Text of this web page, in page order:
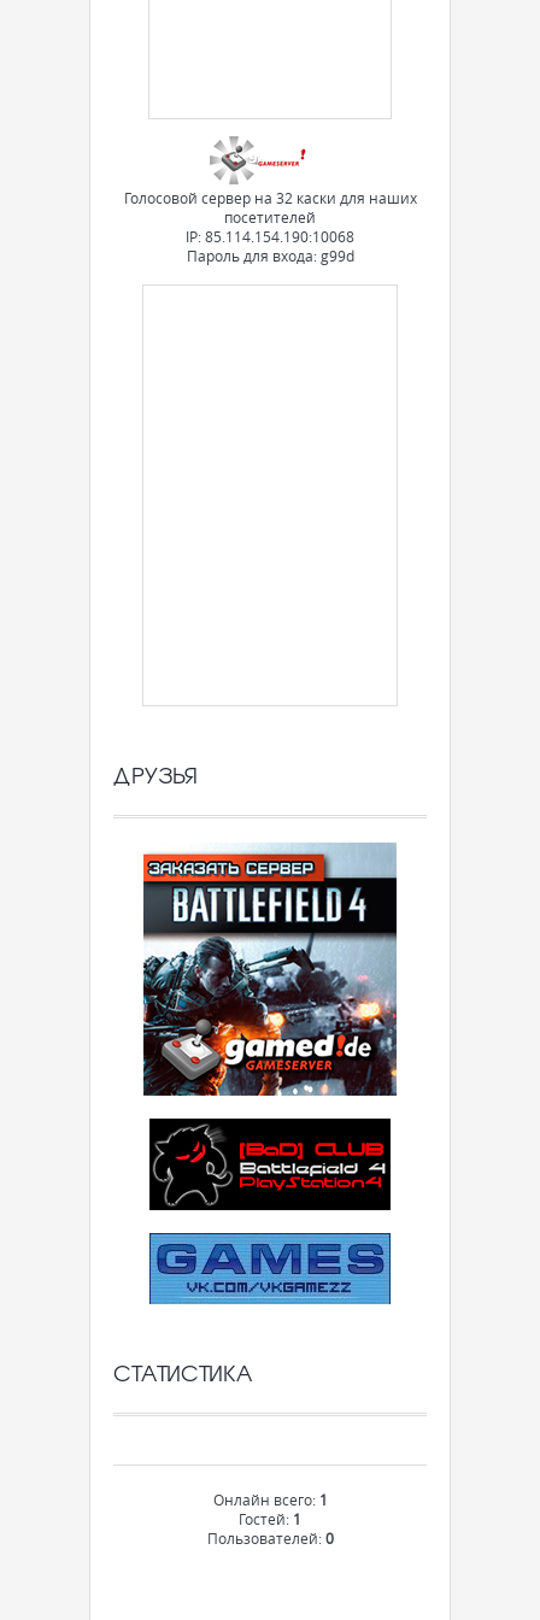
Голосовой сервер на 32 каски для наших
посетителей
IP: 85.114.154.190:10068
Пароль для входа: g99d
ДРУЗЬЯ
СТАТИСТИКА
Онлайн всего: 1
Гостей: 1
Пользователей:0